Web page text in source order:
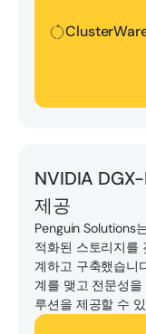
NVIDIA
제공
Penguin Solutions
적화된 스토리지를
계하고 구축했습니
계를 맺고 전문성
루션을 제공할 수
AI Managed
AI Managed